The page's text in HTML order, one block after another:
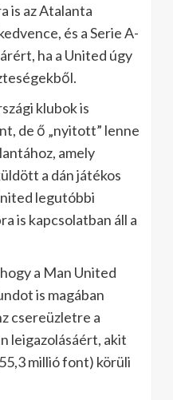
is az Atalanta
és a Serie A-
ha a United úgy
klubok is
de ő „nyitott” lenne
amely
a dán játékos
legutóbbi
is kapcsolatban áll a
a Man United
is magában
csereüzletre a
leigazolásáért, akit
millió font) körüli